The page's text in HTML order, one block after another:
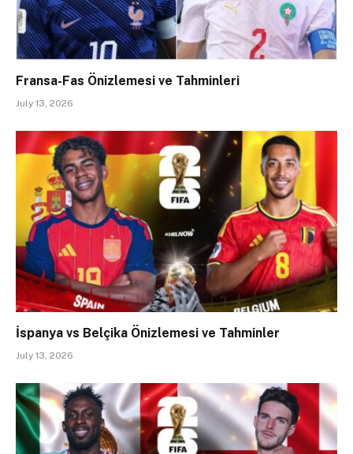
Fransa-Fas Önizlemesi ve Tahminleri
July 13, 2026
İspanya vs Belçika Önizlemesi ve Tahminler
July 13, 2026